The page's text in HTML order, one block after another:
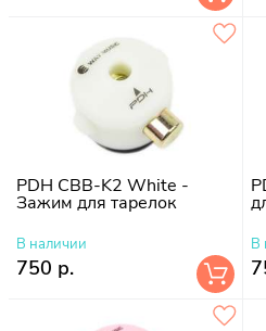
PDH CBB-K2 White -
Зажим для тарелок
В наличии
750 р.
В